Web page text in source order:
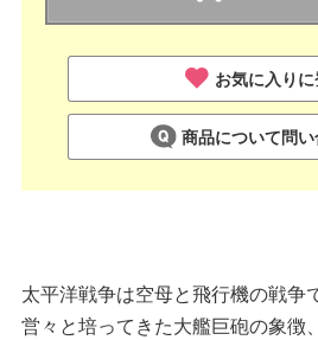
お気に入り
商品について問
太平洋戦争は空母と飛行機の戦争
営々と培ってきた大艦巨砲の象徴